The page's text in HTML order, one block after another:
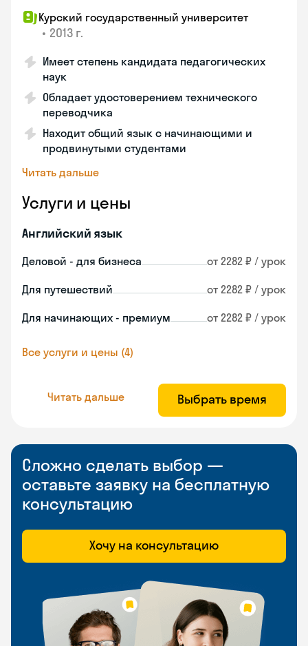
Курский государственный университет
• 2013 г.
Имеет степень кандидата педагогических
наук
Обладает удостоверением технического
переводчика
Находит общий язык с начинающими и
продвинутыми студентами
Читать дальше
Услуги и цены
Английский язык
Деловой - для бизнеса от 2282 ₽ / урок
Для путешествий от 2282 ₽ / урок
Для начинающих - премиум от 2282 ₽ / урок
Все услуги и цены (4)
Читать дальше Выбрать время
Сложно сделать выбор —
оставьте заявку на бесплатную
консультацию
Хочу на консультацию